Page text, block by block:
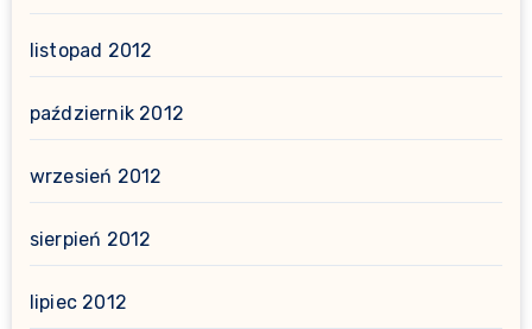
listopad 2012
październik 2012
wrzesień 2012
sierpień 2012
lipiec 2012